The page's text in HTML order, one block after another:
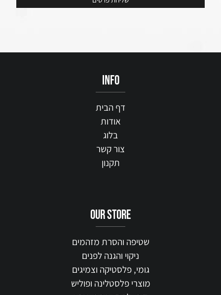
info
דף הבית
אודות
בלוג
צור קשר
תקנון
our STORE
שטיפה והסרת מזהמים
ניקוי והגנה לפנים
גומי, פלסטיקה וצמיגים
מוצרי פלסטלינה ופוליש